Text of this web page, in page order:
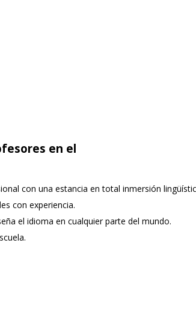
en el
con una estancia en total inmersión
con experiencia.
el idioma en cualquier parte del mundo.